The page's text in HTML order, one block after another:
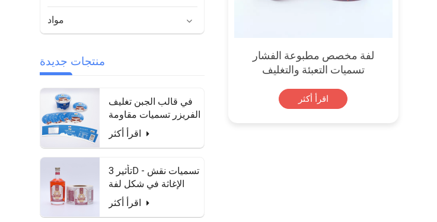
مواد
منتجات جديدة
في قالب الجبن تغليف
الفريزر تسميات مقاومة
للماء وآمنة للطعام
تأثير 3D - تسميات نقش
الإغاثة في شكل لفة
لزجاجة الخمور
لفة مخصص مطبوعة الفشار
تسميات التعبئة والتغليف
اقرأ أكثر